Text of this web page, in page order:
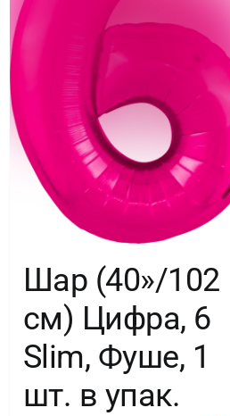
Шар (40»/102
см) Цифра, 6
Slim, Фуше, 1
шт. в упак.